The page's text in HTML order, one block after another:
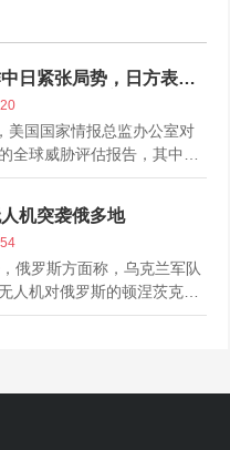
日紧张局势，日方表态
及日企近万家
美国国家情报总监办公室对
全球威胁评估报告，其中专
内容，大肆渲染局势紧张氛
若后续紧张态势持续升级，
多经济限制举措。 回...
机突袭俄多地
俄罗斯方面称，乌克兰军队
人机对俄罗斯的顿涅茨克
发动了一系列猛烈袭击。这